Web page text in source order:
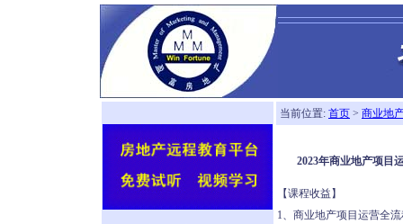
当前位置: 首页 > 商业地
2023年商业地产项目
【课程收益】
1、商业地产项目运营全